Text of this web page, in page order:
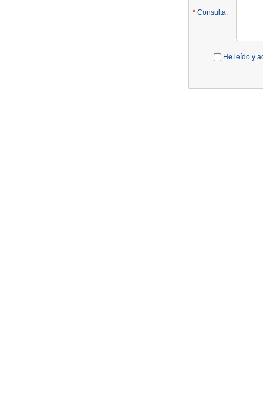
* Consulta:
He leído y